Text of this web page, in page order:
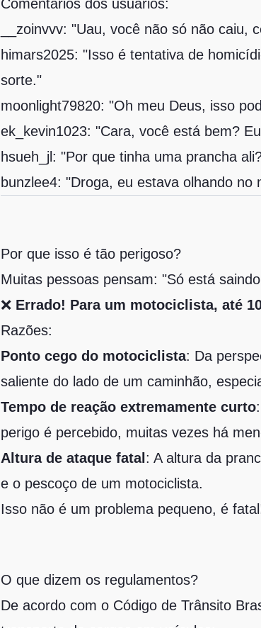
Comentários dos usuários:
__zoinvvv: "Uau, você não só não
himars2025: "Isso é tentativa de
sorte."
moonlight79820: "Oh meu Deus, isso
ek_kevin1023: "Cara, você está bem?
hsueh_jl: "Por que tinha uma prancha
bunzlee4: "Droga, eu estava olhando
Por que isso é tão perigoso?
Muitas pessoas pensam: "Só está
❌ Errado! Para um motociclista, até
Razões:
Ponto cego do motociclista: Da
saliente do lado de um caminhão,
Tempo de reação extremamente curto
perigo é percebido, muitas vezes há
Altura de ataque fatal : A altura da
e o pescoço de um motociclista.
Isso não é um problema pequeno, é
O que dizem os regulamentos?
De acordo com o Código de Trânsito